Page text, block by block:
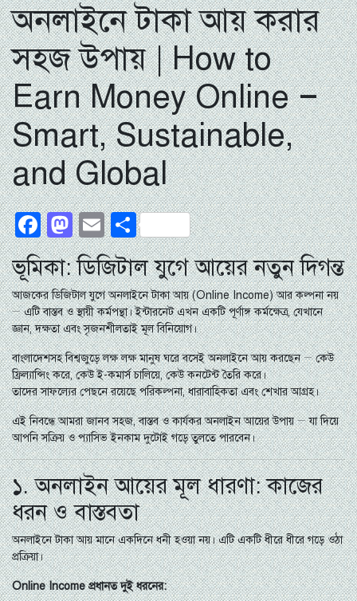
অনলাইনে টাকা আয় করার
সহজ উপায় | How to
Earn Money Online –
Smart, Sustainable,
and Global
Facebook
Mastodon
EmailShare
ভূমিকা: ডিজিটাল যুগে আয়ের নতুন দিগন্ত
আজকের ডিজিটাল যুগে অনলাইনে টাকা আয় (Online Income) আর কল্পনা নয়
— এটি বাস্তব ও স্থায়ী কর্মপন্থা। ইন্টারনেট এখন একটি পূর্ণাঙ্গ কর্মক্ষেত্র, যেখানে
জ্ঞান, দক্ষতা এবং সৃজনশীলতাই মূল বিনিয়োগ।
বাংলাদেশসহ বিশ্বজুড়ে লক্ষ লক্ষ মানুষ ঘরে বসেই অনলাইনে আয় করছেন — কেউ
ফ্রিল্যান্সিং করে, কেউ ই-কমার্স চালিয়ে, কেউ কনটেন্ট তৈরি করে।
তাদের সাফল্যের পেছনে রয়েছে পরিকল্পনা, ধারাবাহিকতা এবং শেখার আগ্রহ।
এই নিবন্ধে আমরা জানব সহজ, বাস্তব ও কার্যকর অনলাইন আয়ের উপায় — যা দিয়ে
আপনি সক্রিয় ও প্যাসিভ ইনকাম দুটোই গড়ে তুলতে পারবেন।
১. অনলাইন আয়ের মূল ধারণা: কাজের
ধরন ও বাস্তবতা
অনলাইনে টাকা আয় মানে একদিনে ধনী হওয়া নয়। এটি একটি ধীরে ধীরে গড়ে ওঠা
প্রক্রিয়া।
Online Income প্রধানত দুই ধরনের: